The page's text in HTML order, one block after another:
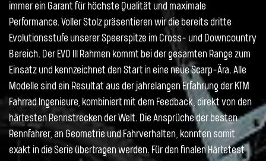
immer ein Garant für höchste Qualität und maximale
Performance. Voller Stolz präsentieren wir die bereits dritte
Evolutionsstufe unserer Speerspitze im Cross- und Downcountry
Bereich. Der EVO III Rahmen kommt bei der gesamten Range zum
Einsatz und kennzeichnet den Start in eine neue Scarp-Ära. Alle
Modelle sind ein Resultat aus der jahrelangen Erfahrung der KTM
Fahrrad Ingenieure, kombiniert mit dem Feedback, direkt von den
härtesten Rennstrecken der Welt. Die Ansprüche der besten
Rennfahrer, an Geometrie und Fahrverhalten, konnten somit
exakt in die Serie übertragen werden. Für den finalen Härtetest